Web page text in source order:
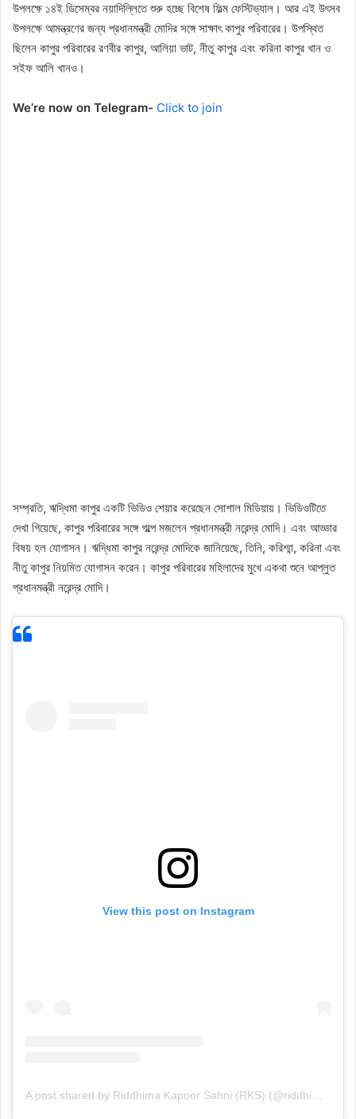
উপলক্ষে ১৪ই ডিসেম্বর নয়াদিল্লিতে শুরু হচ্ছে বিশেষ ফিল্ম ফেস্টিভ্যাল। আর এই উৎসব
উপলক্ষে আমন্ত্রণের জন্য প্রধানমন্ত্রী মোদির সঙ্গে সাক্ষাৎ কাপুর পরিবারের। উপস্থিত
ছিলেন কাপুর পরিবারের রণবীর কাপুর, আলিয়া ভাট, নীতু কাপুর এবং করিনা কাপুর খান ও
সইফ আলি খানও।
We’re now on Telegram- Click to join
সম্প্রতি, ঋদ্ধিমা কাপুর একটি ভিডিও শেয়ার করেছেন সোশাল মিডিয়ায়। ভিডিওটিতে
দেখা গিয়েছে, কাপুর পরিবারের সঙ্গে গল্পে মজলেন প্রধানমন্ত্রী নরেন্দ্র মোদি। এবং আড্ডার
বিষয় হল যোগাসন। ঋদ্ধিমা কাপুর নরেন্দ্র মোদিকে জানিয়েছে, তিনি, করিশ্মা, করিনা এবং
নীতু কাপুর নিয়মিত যোগাসন করেন। কাপুর পরিবারের মহিলাদের মুখে একথা শুনে আপ্লুত
প্রধানমন্ত্রী নরেন্দ্র মোদি।
View this post on Instagram